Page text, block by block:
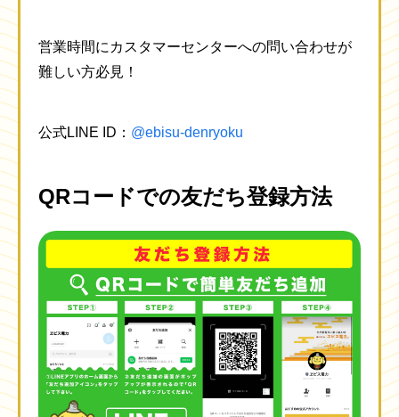
営業時間にカスタマーセンターへの問い合わせが
難しい方必見！
公式LINE ID： @ebisu-denryoku
QRコードでの友だち登録方法